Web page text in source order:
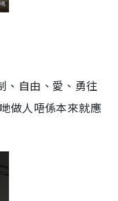
、自由、愛、勇往
做人唔係本來就應